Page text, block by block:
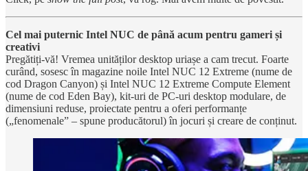
Cel mai puternic Intel NUC de până acum pentru gameri și
creativi
Pregătiți-vă! Vremea unităților desktop uriașe a cam trecut. Foarte
curând, sosesc în magazine noile Intel NUC 12 Extreme (nume de
cod Dragon Canyon) și Intel NUC 12 Extreme Compute Element
(nume de cod Eden Bay), kit-uri de PC-uri desktop modulare, de
dimensiuni reduse, proiectate pentru a oferi performanțe
(„fenomenale” – spune producătorul) în jocuri și creare de conținut.